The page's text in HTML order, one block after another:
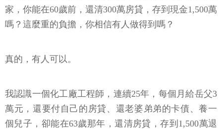
家，你能在60歲前，還清300萬房貸，存到現金1,500萬
嗎？這麼重的負擔，你相信有人做得到嗎？
真的，有人可以。
我認識一個化工廠工程師，連續25年，每個月給岳父3
萬元，還要付自己的房貸、還老婆弟弟的卡債、養一
個兒子，卻能在63歲那年，還清房貸，存到1,500萬退